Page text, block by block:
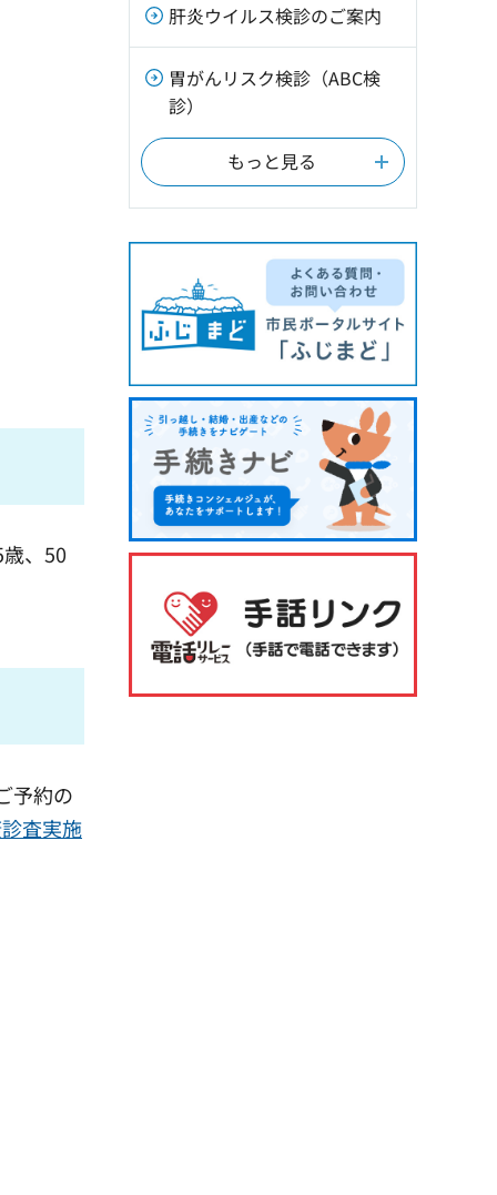
、50
予約の
査実施
肝炎ウイルス検診のご案内
胃がんリスク検診（ABC検
診）
もっと見る